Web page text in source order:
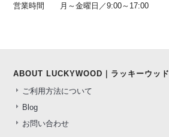
営業時間
月～金曜日／9:00～17:00
ABOUT LUCKYWOOD｜ラッキーウッド
ご利用方法について
Blog
お問い合わせ